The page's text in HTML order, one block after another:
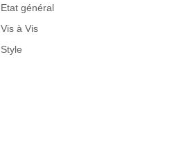
Etat général
Vis à Vis
Style